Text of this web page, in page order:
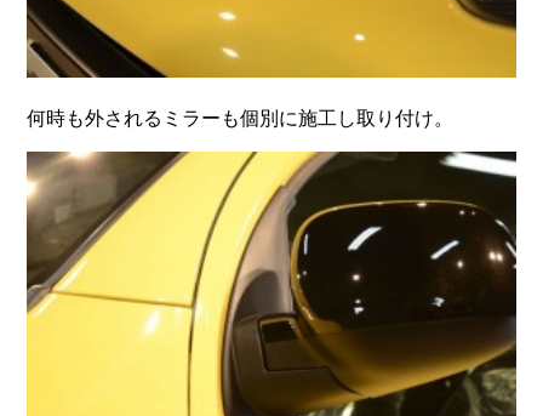
何時も外されるミラーも個別に施工し取り付け。